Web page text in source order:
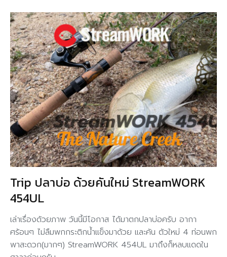
Trip ปลาบ่อ ด้วยคันใหม่ StreamWORK
454UL
เล่าเรื่องด้วยภาพ วันนี้มีโอกาส ได้มาตกปลาบ่อครับ อากา
ศร้อนๆ ไม่ลืมพกกระติกน้ำแข็งมาด้วย และคัน ตัวใหม่ 4 ท่อนพก
พาสะดวก(มากๆ) StreamWORK 454UL มาถึงก็หลบแดดใน